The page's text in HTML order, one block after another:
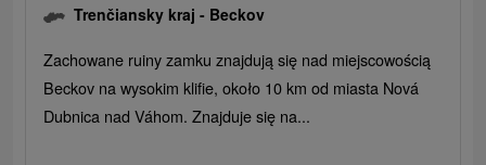
Trenčiansky kraj - Beckov
Zachowane ruiny zamku znajdują się nad miejscowością
Beckov na wysokim klifie, około 10 km od miasta Nová
Dubnica nad Váhom. Znajduje się na...